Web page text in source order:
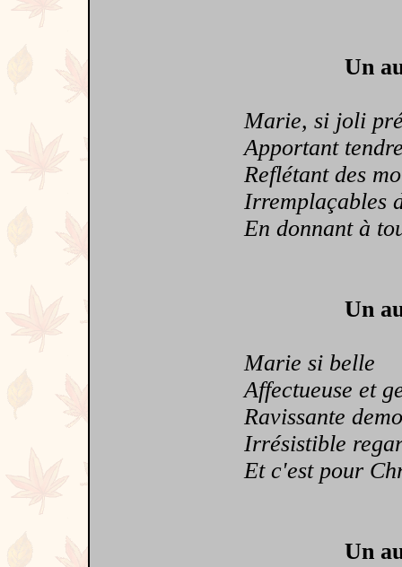
Un
Marie, si joli
Apportant
Reflétant des
Irremplaçables
En donnant à
Un
Marie si belle
Affectueuse et
Ravissante
Irrésistible
Et c'est pour
Un